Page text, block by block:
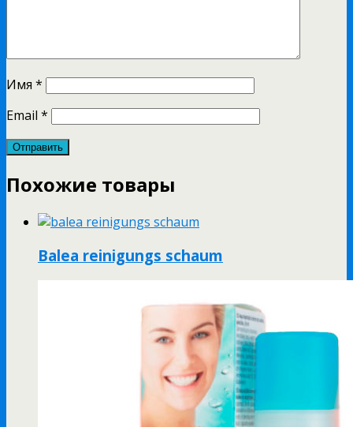
Имя *
Email *
Похожие товары
Balea reinigungs schaum